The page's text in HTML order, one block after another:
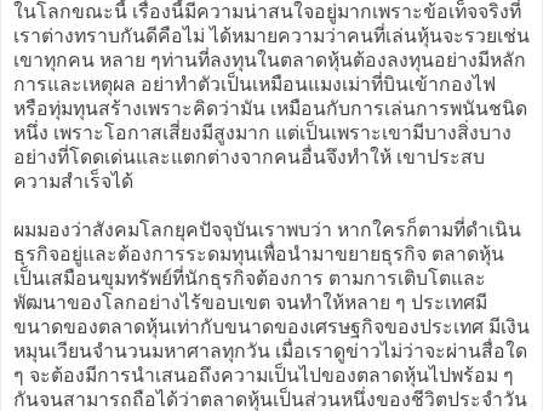
ในโลกขณะนี้ เรื่องนี้มีความน่าสนใจอยู่มากเพราะข้อเท็จจริงที่
เราต่างทราบกันดีคือไม่ ได้หมายความว่าคนที่เล่นหุ้นจะรวยเช่น
เขาทุกคน หลาย ๆท่านที่ลงทุนในตลาดหุ้นต้องลงทุนอย่างมีหลัก
การและเหตุผล อย่าทำตัวเป็นเหมือนแมงเม่าที่บินเข้ากองไฟ
หรือทุ่มทุนสร้างเพราะคิดว่ามัน เหมือนกับการเล่นการพนันชนิด
หนึ่ง เพราะโอกาสเสี่ยงมีสูงมาก แต่เป็นเพราะเขามีบางสิ่งบาง
อย่างที่โดดเด่นและแตกต่างจากคนอื่นจึงทำให้ เขาประสบ
ความสำเร็จได้
ผมมองว่าสังคมโลกยุคปัจจุบันเราพบว่า หากใครก็ตามที่ดำเนิน
ธุรกิจอยู่และต้องการระดมทุนเพื่อนำมาขยายธุรกิจ ตลาดหุ้น
เป็นเสมือนขุมทรัพย์ที่นักธุรกิจต้องการ ตามการเติบโตและ
พัฒนาของโลกอย่างไร้ขอบเขต จนทำให้หลาย ๆ ประเทศมี
ขนาดของตลาดหุ้นเท่ากับขนาดของเศรษฐกิจของประเทศ มีเงิน
หมุนเวียนจำนวนมหาศาลทุกวัน เมื่อเราดูข่าวไม่ว่าจะผ่านสื่อใด
ๆ จะต้องมีการนำเสนอถึงความเป็นไปของตลาดหุ้นไปพร้อม ๆ
กันจนสามารถถือได้ว่าตลาดหุ้นเป็นส่วนหนึ่งของชีวิตประจำวัน